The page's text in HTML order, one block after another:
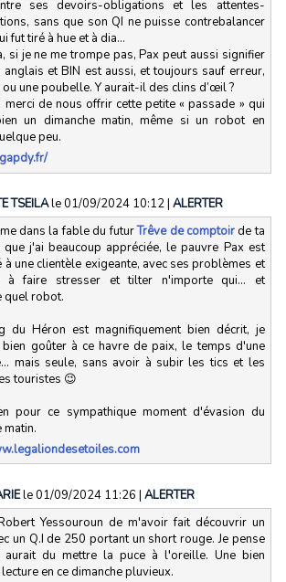
ses devoirs-obligations et les attentes-
sans que son QI ne puisse contrebalancer
fut tiré à hue et à dia…
si je ne me trompe pas, Pax peut aussi signifier
anglais et BIN est aussi, et toujours sauf erreur,
une poubelle. Y aurait-il des clins d’œil ?
merci de nous offrir cette petite « passade » qui
un dimanche matin, même si un robot en
peu.
TSEILAle 01/09/2024 10:12| ALERTER
dans la fable du futurTrêve de comptoirde ta
j'ai beaucoup appréciée, le pauvre Pax est
à une clientèle exigeante, avec ses problèmes et
à faire stresser et tilter n'importe qui... et
quel robot.
du Héron est magnifiquement bien décrit, je
goûter à ce havre de paix, le temps d'une
mais seule, sans avoir à subir les tics et les
touristes 😉
pour ce sympathique moment d'évasion du
matin.
le 01/09/2024 11:26 | ALERTER
Yessouroun de m'avoir fait découvrir un
un Q.I de 250 portant un short rouge. Je pense
aurait du mettre la puce à l'oreille. Une bien
en ce dimanche pluvieux.